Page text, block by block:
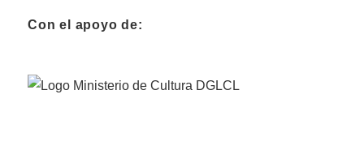
Con el apoyo de: